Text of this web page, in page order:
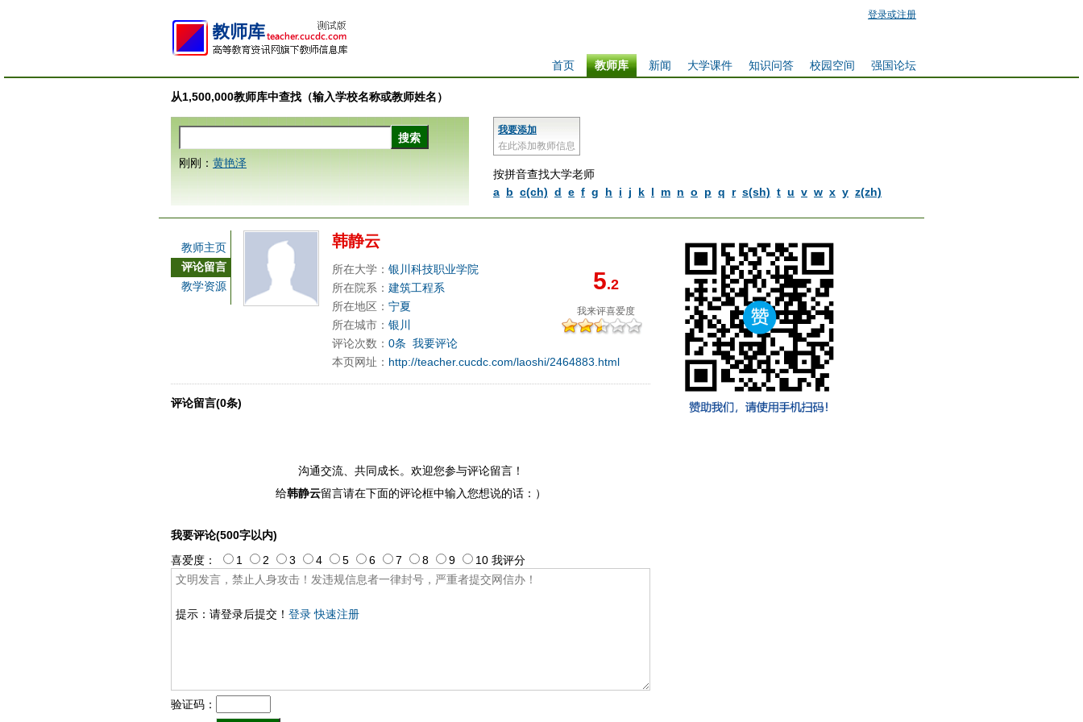
登录或注册
强国论坛
校园空间
知识问答
大学课件
新闻
教师库
首页
从1,500,000教师库中查找（输入学校名称或教师姓名）
我要添加
在此添加教师信息
按拼音查找大学老师
a b c(ch) d e f g h i j k l m n o p q r s(sh) t u v w x y z(zh)
刚刚： 黄艳泽
教师主页
评论留言
教学资源
韩静云
5.2
我来评喜爱度
所在大学： 银川科技职业学院
所在院系： 建筑工程系
所在地区： 宁夏
所在城市： 银川
评论次数： 0条 我要评论
本页网址： http://teacher.cucdc.com/laoshi/2464883.html
评论留言(0条)
沟通交流、共同成长。欢迎您参与评论留言！
给韩静云留言请在下面的评论框中输入您想说的话：）
我要评论(500字以内)
提示：请登录后提交！ 登录 快速注册
喜爱度： 1 2 3 4 5 6 7 8 9 10 我评分
验证码：